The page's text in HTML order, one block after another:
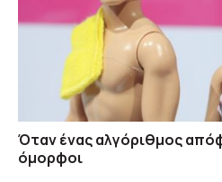
Όταν ένας αλγόριθμος
όμορφοι